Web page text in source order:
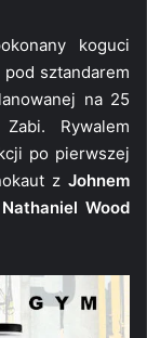
koguci
sztandarem
na 25
Rywalem
po pierwszej
z Johnem
Nathaniel Wood